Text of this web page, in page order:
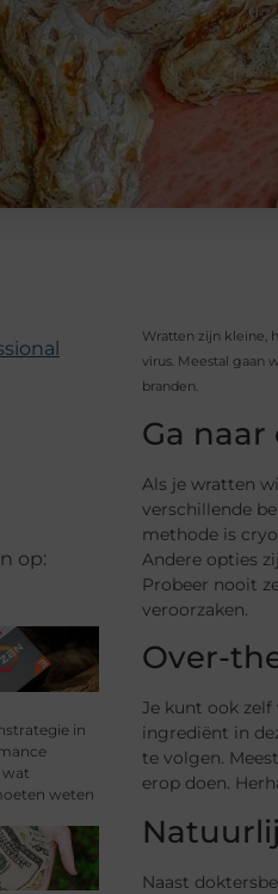
op:
in
weten
Wratten zijn kleine,
virus. Meestal gaan
branden.
Ga
Als je wratten
verschillende
methode is
Andere opties
Probeer nooit
veroorzaken.
Over-
Je kunt ook
ingrediënt in
te volgen.
erop doen.
Naast